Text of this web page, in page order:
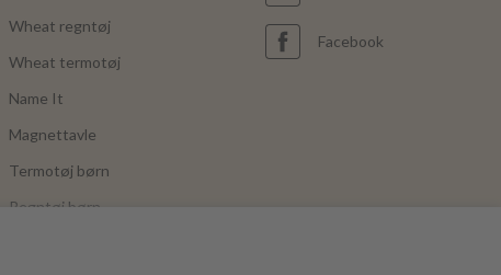
Wheat regntøj
Wheat termotøj
Name It
Magnettavle
Termotøj børn
Regntøj børn
Facebook